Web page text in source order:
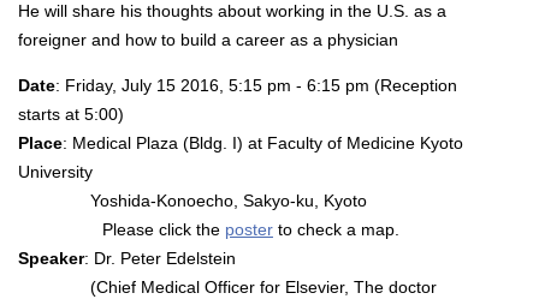
He will share his thoughts about working in the U.S. as a
foreigner and how to build a career as a physician
Date: Friday, July 15 2016, 5:15 pm - 6:15 pm (Reception
starts at 5:00)
Place: Medical Plaza (Bldg. I) at Faculty of Medicine Kyoto
University
Yoshida-Konoecho, Sakyo-ku, Kyoto
Please click the poster to check a map.
Speaker: Dr. Peter Edelstein
(Chief Medical Officer for Elsevier, The doctor